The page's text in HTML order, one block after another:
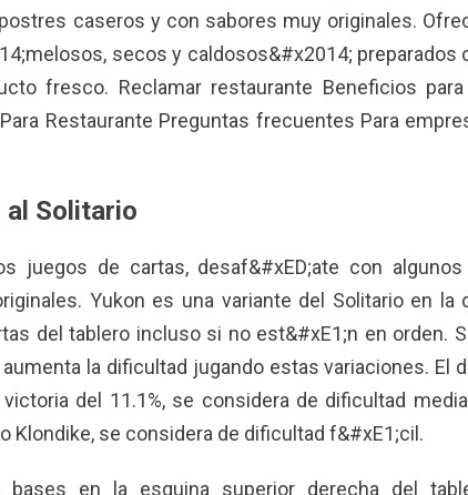
caseros y con sabores muy originales.
secos y caldosos&#x2014; preparados
fresco. Reclamar restaurante Beneficios
Restaurante Preguntas frecuentes Para
al Solitario
juegos de cartas, desaf&#xED;ate con algunos
Yukon es una variante del Solitario en la
del tablero incluso si no est&#xE1;n en orden.
la dificultad jugando estas variaciones. El
del 11.1%, se considera de dificultad
Klondike, se considera de dificultad f&#xE1;cil.
en la esquina superior derecha del